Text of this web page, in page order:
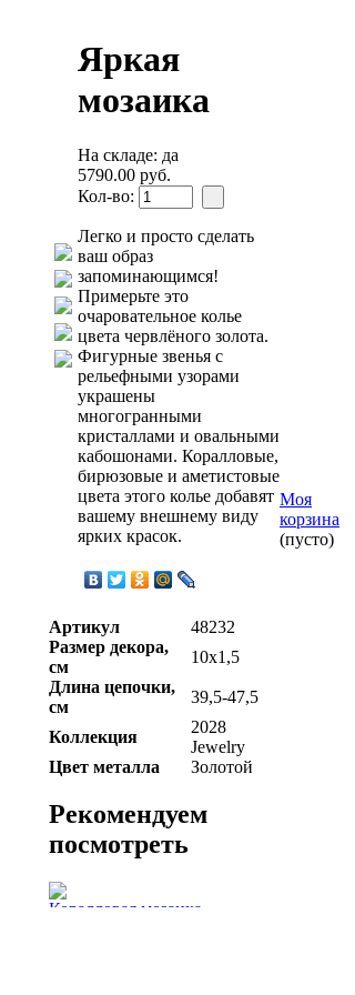
Яркая
мозаика
На складе: да
5790.00 руб.
Кол-во:
Легко и просто сделать
ваш образ
запоминающимся!
Примерьте это
очаровательное колье
цвета червлёного золота.
Фигурные звенья с
рельефными узорами
украшены
многогранными
кристаллами и овальными
кабошонами. Коралловые,
бирюзовые и аметистовые
цвета этого колье добавят
вашему внешнему виду
ярких красок.
Артикул
48232
Размер декора,
см
10х1,5
Длина цепочки,
см
39,5-47,5
Коллекция
2028
Jewelry
Цвет металла
Золотой
Рекомендуем
посмотреть
Коралловая мозаика
Моя
корзина
(пусто)